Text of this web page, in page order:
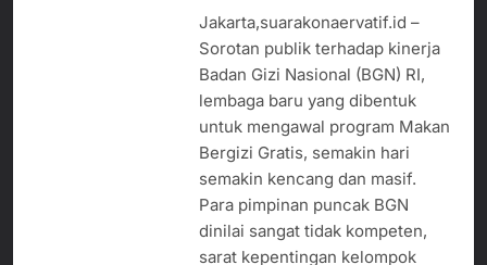
Jakarta,suarakonaervatif.id –
Sorotan publik terhadap kinerja
Badan Gizi Nasional (BGN) RI,
lembaga baru yang dibentuk
untuk mengawal program Makan
Bergizi Gratis, semakin hari
semakin kencang dan masif.
Para pimpinan puncak BGN
dinilai sangat tidak kompeten,
sarat kepentingan kelompok